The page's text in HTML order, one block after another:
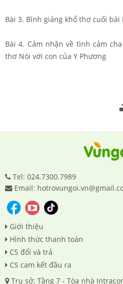
Bài 3. Bình giảng khổ thơ cuối bài
Bài 4. Cảm nhận về tình cảm
thơ Nói với con của Y Phương
Tel: 024.7300.7989
Email:
Giới thiệu
Hình thức thanh toán
CS đổi và trả
CS cam kết đầu ra
Trụ sở: Tầng 7 - Tòa nhà